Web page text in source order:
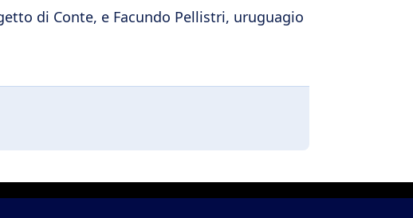
di Conte, e Facundo Pellistri, uruguagio